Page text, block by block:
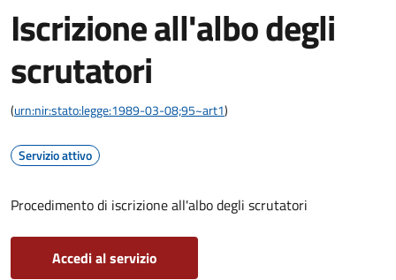
Iscrizione all'albo degli
scrutatori
(urn:nir:stato:legge:1989-03-08;95~art1)
Servizio attivo
Procedimento di iscrizione all'albo degli scrutatori
Accedi al servizio